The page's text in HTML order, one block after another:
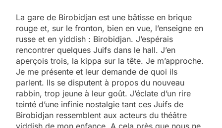
La gare de Birobidjan est une bâtisse en brique
rouge et, sur le fronton, bien en vue, l’enseigne en
russe et en yiddish : Birobidjan. J’espérais
rencontrer quelques Juifs dans le hall. J’en
aperçois trois, la kippa sur la tête. Je m’approche.
Je me présente et leur demande de quoi ils
parlent. Ils se disputent à propos du nouveau
rabbin, trop jeune à leur goût. J’éclate d’un rire
teinté d’une infinie nostalgie tant ces Juifs de
Birobidjan ressemblent aux acteurs du théâtre
yiddish de mon ­enfance. A cela près que nous ne